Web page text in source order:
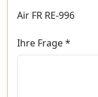
Air FR RE-996
Ihre Frage *